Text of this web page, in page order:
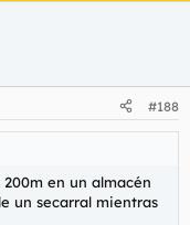
#188
en un almacén
un secarral mientras